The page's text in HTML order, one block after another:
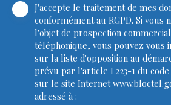
J'accepte le traitement de mes
conformément au RGPD. Si vous
l'objet de prospection
téléphonique, vous pouvez vous
sur la liste d'opposition au
prévu par l'article L223-1 du
sur le site Internet
adressé à :